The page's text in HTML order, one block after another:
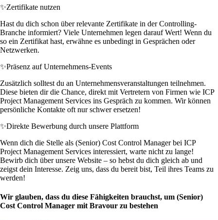
✨Zertifikate nutzen
Hast du dich schon über relevante Zertifikate in der Controlling-
Branche informiert? Viele Unternehmen legen darauf Wert! Wenn du
so ein Zertifikat hast, erwähne es unbedingt in Gesprächen oder
Netzwerken.
✨Präsenz auf Unternehmens-Events
Zusätzlich solltest du an Unternehmensveranstaltungen teilnehmen.
Diese bieten dir die Chance, direkt mit Vertretern von Firmen wie ICP
Project Management Services ins Gespräch zu kommen. Wir können
persönliche Kontakte oft nur schwer ersetzen!
✨Direkte Bewerbung durch unsere Plattform
Wenn dich die Stelle als (Senior) Cost Control Manager bei ICP
Project Management Services interessiert, warte nicht zu lange!
Bewirb dich über unsere Website – so hebst du dich gleich ab und
zeigst dein Interesse. Zeig uns, dass du bereit bist, Teil ihres Teams zu
werden!
Wir glauben, dass du diese Fähigkeiten brauchst, um (Senior)
Cost Control Manager mit Bravour zu bestehen